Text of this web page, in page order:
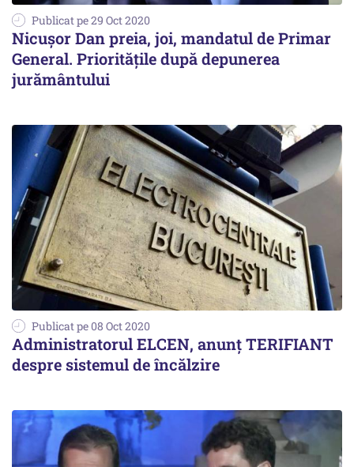
Publicat pe 29 Oct 2020
Nicuşor Dan preia, joi, mandatul de Primar
General. Prioritățile după depunerea
jurământului
Publicat pe 08 Oct 2020
Administratorul ELCEN, anunț TERIFIANT
despre sistemul de încălzire